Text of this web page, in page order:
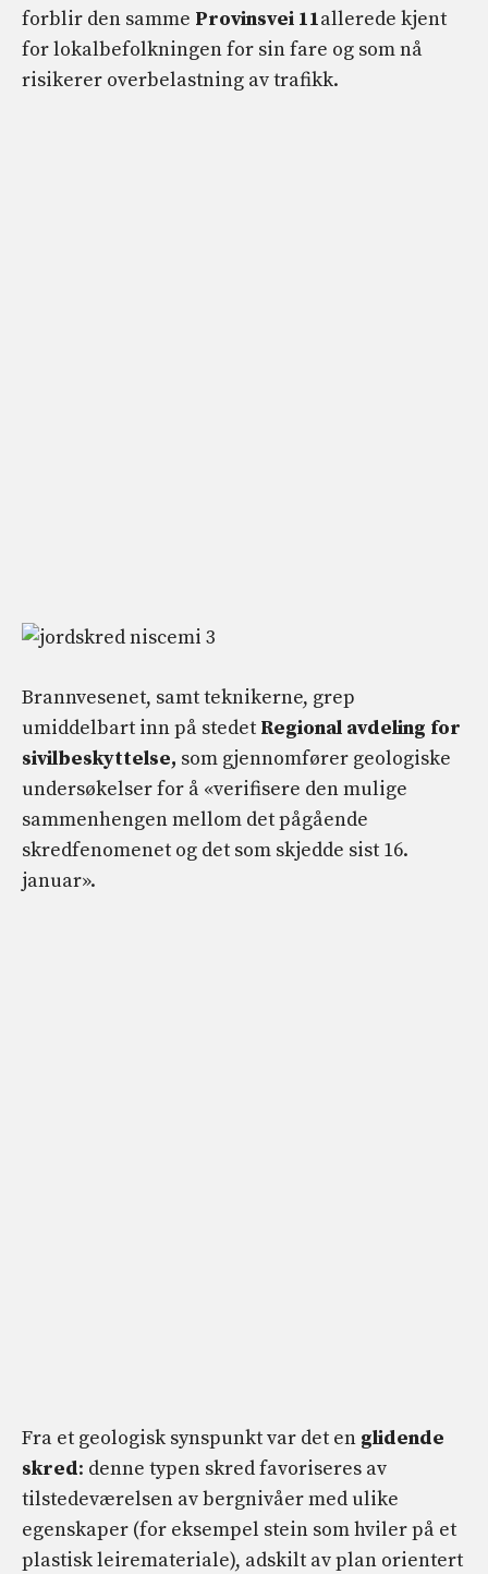
forblir den samme Provinsvei 11allerede kjent
for lokalbefolkningen for sin fare og som nå
risikerer overbelastning av trafikk.
Brannvesenet, samt teknikerne, grep
umiddelbart inn på stedet Regional avdeling for
sivilbeskyttelse, som gjennomfører geologiske
undersøkelser for å «verifisere den mulige
sammenhengen mellom det pågående
skredfenomenet og det som skjedde sist 16.
januar».
Fra et geologisk synspunkt var det en glidende
skred: denne typen skred favoriseres av
tilstedeværelsen av bergnivåer med ulike
egenskaper (for eksempel stein som hviler på et
plastisk leiremateriale), adskilt av plan orientert